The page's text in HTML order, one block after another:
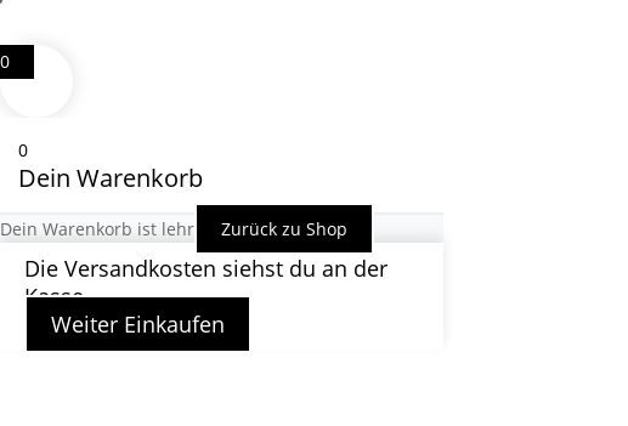
0
0
Dein Warenkorb
Dein Warenkorb ist lehr Zurück zu Shop
Die Versandkosten siehst du an der
Kasse
Weiter Einkaufen